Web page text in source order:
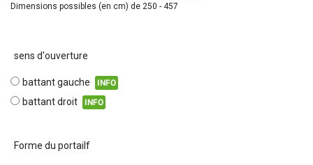
Dimensions possibles (en cm) de 250 - 457
sens d'ouverture
battant gauche INFO
battant droit INFO
Forme du portailf